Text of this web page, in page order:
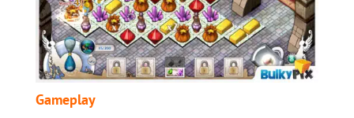
Gameplay